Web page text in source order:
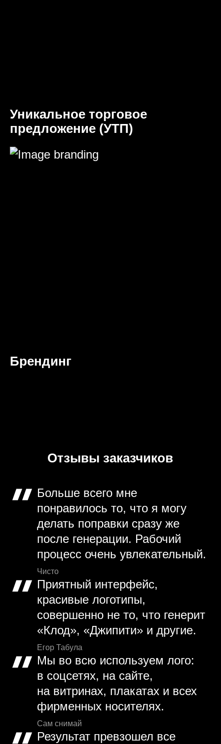
Уникальное торговое
предложение (УТП)
Брендинг
Отзывы заказчиков
Больше всего мне
понравилось то, что я могу
делать поправки сразу же
после генерации. Рабочий
процесс очень увлекательный.
Чисто
Приятный интерфейс,
красивые логотипы,
совершенно не то, что генерит
«Клод», «Джипити» и другие.
Егор Табула
Мы во всю используем лого:
в соцсетях, на сайте,
на витринах, плакатах и всех
фирменных носителях.
Сам снимай
Результат превзошел все